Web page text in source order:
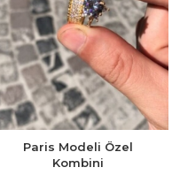
Paris Modeli Özel
Kombini